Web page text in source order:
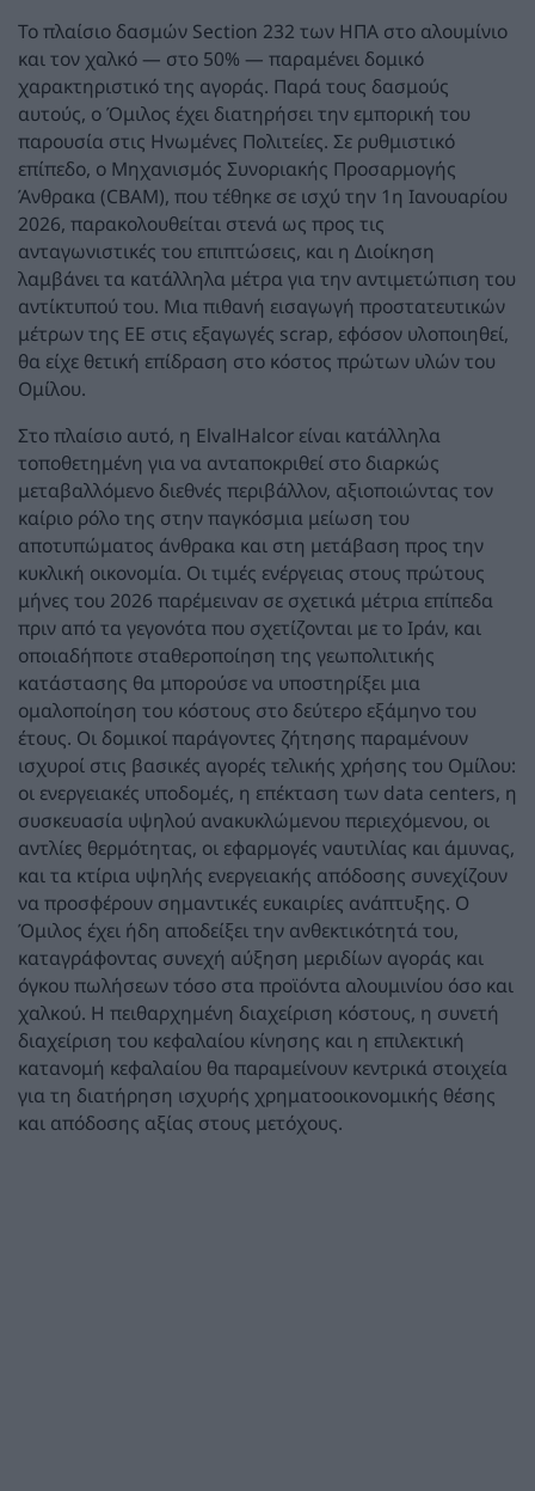
Το πλαίσιο δασμών Section 232 των ΗΠΑ στο αλουμίνιο
και τον χαλκό — στο 50% — παραμένει δομικό
χαρακτηριστικό της αγοράς. Παρά τους δασμούς
αυτούς, ο Όμιλος έχει διατηρήσει την εμπορική του
παρουσία στις Ηνωμένες Πολιτείες. Σε ρυθμιστικό
επίπεδο, ο Μηχανισμός Συνοριακής Προσαρμογής
Άνθρακα (CBAM), που τέθηκε σε ισχύ την 1η Ιανουαρίου
2026, παρακολουθείται στενά ως προς τις
ανταγωνιστικές του επιπτώσεις, και η Διοίκηση
λαμβάνει τα κατάλληλα μέτρα για την αντιμετώπιση του
αντίκτυπού του. Μια πιθανή εισαγωγή προστατευτικών
μέτρων της ΕΕ στις εξαγωγές scrap, εφόσον υλοποιηθεί,
θα είχε θετική επίδραση στο κόστος πρώτων υλών του
Ομίλου.
Στο πλαίσιο αυτό, η ElvalHalcor είναι κατάλληλα
τοποθετημένη για να ανταποκριθεί στο διαρκώς
μεταβαλλόμενο διεθνές περιβάλλον, αξιοποιώντας τον
καίριο ρόλο της στην παγκόσμια μείωση του
αποτυπώματος άνθρακα και στη μετάβαση προς την
κυκλική οικονομία. Οι τιμές ενέργειας στους πρώτους
μήνες του 2026 παρέμειναν σε σχετικά μέτρια επίπεδα
πριν από τα γεγονότα που σχετίζονται με το Ιράν, και
οποιαδήποτε σταθεροποίηση της γεωπολιτικής
κατάστασης θα μπορούσε να υποστηρίξει μια
ομαλοποίηση του κόστους στο δεύτερο εξάμηνο του
έτους. Οι δομικοί παράγοντες ζήτησης παραμένουν
ισχυροί στις βασικές αγορές τελικής χρήσης του Ομίλου:
οι ενεργειακές υποδομές, η επέκταση των data centers, η
συσκευασία υψηλoύ ανακυκλώμενου περιεχόμενου, οι
αντλίες θερμότητας, οι εφαρμογές ναυτιλίας και άμυνας,
και τα κτίρια υψηλής ενεργειακής απόδοσης συνεχίζουν
να προσφέρουν σημαντικές ευκαιρίες ανάπτυξης. Ο
Όμιλος έχει ήδη αποδείξει την ανθεκτικότητά του,
καταγράφοντας συνεχή αύξηση μεριδίων αγοράς και
όγκου πωλήσεων τόσο στα προϊόντα αλουμινίου όσο και
χαλκού. Η πειθαρχημένη διαχείριση κόστους, η συνετή
διαχείριση του κεφαλαίου κίνησης και η επιλεκτική
κατανομή κεφαλαίου θα παραμείνουν κεντρικά στοιχεία
για τη διατήρηση ισχυρής χρηματοοικονομικής θέσης
και απόδοσης αξίας στους μετόχους.